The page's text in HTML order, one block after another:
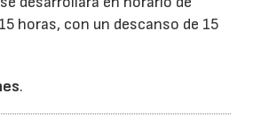
horas, con un descanso de 15
.